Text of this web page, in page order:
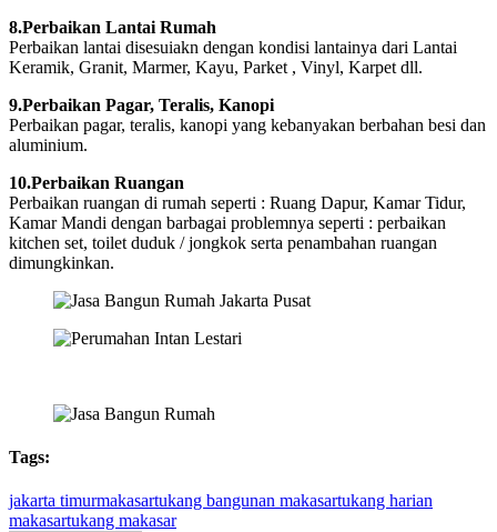
8.Perbaikan Lantai Rumah
Perbaikan lantai disesuiakn dengan kondisi lantainya dari Lantai
Keramik, Granit, Marmer, Kayu, Parket , Vinyl, Karpet dll.
9.Perbaikan Pagar, Teralis, Kanopi
Perbaikan pagar, teralis, kanopi yang kebanyakan berbahan besi dan
aluminium.
10.Perbaikan Ruangan
Perbaikan ruangan di rumah seperti : Ruang Dapur, Kamar Tidur,
Kamar Mandi dengan barbagai problemnya seperti : perbaikan
kitchen set, toilet duduk / jongkok serta penambahan ruangan
dimungkinkan.
Tags:
jakarta timurmakasartukang bangunan makasartukang harian
makasartukang makasar